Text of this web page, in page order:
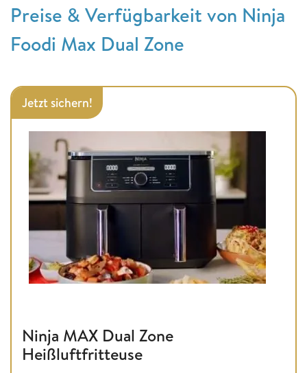
Preise & Verfügbarkeit von Ninja
Foodi Max Dual Zone
Jetzt sichern!
Ninja MAX Dual Zone
Heißluftfritteuse